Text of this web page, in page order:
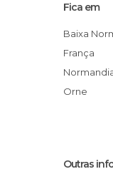
Fica em
Baixa
França
Orne
Outras